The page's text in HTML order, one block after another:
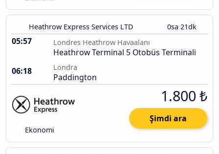
Heathrow Express Services LTD 0sa 21dk
05:57 Londres Heathrow Havaalanı
Heathrow Terminal 5 Otobüs Terminali
06:18
Londra
Paddington
Ekonomi
1.800 ₺
Şimdi ara